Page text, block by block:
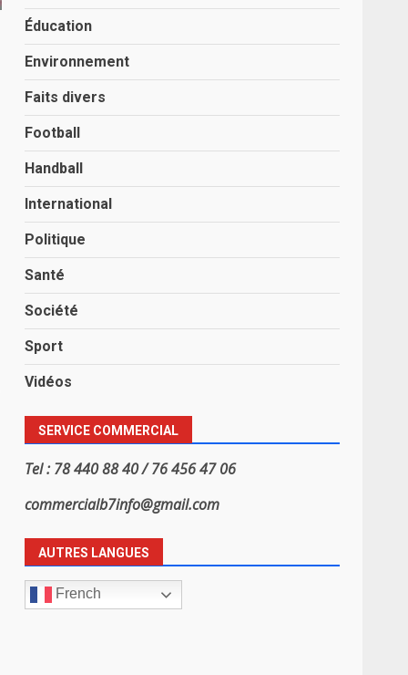
Éducation
Environnement
Faits divers
Football
Handball
International
Politique
Santé
Société
Sport
Vidéos
SERVICE COMMERCIAL
Tel : 78 440 88 40 / 76 456 47 06
commercialb7info@gmail.com
AUTRES LANGUES
French